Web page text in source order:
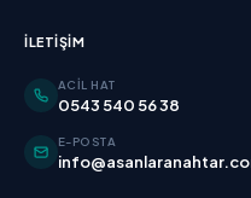
İLETIŞIM
ACIL HAT
0543 540 56 38
E-POSTA